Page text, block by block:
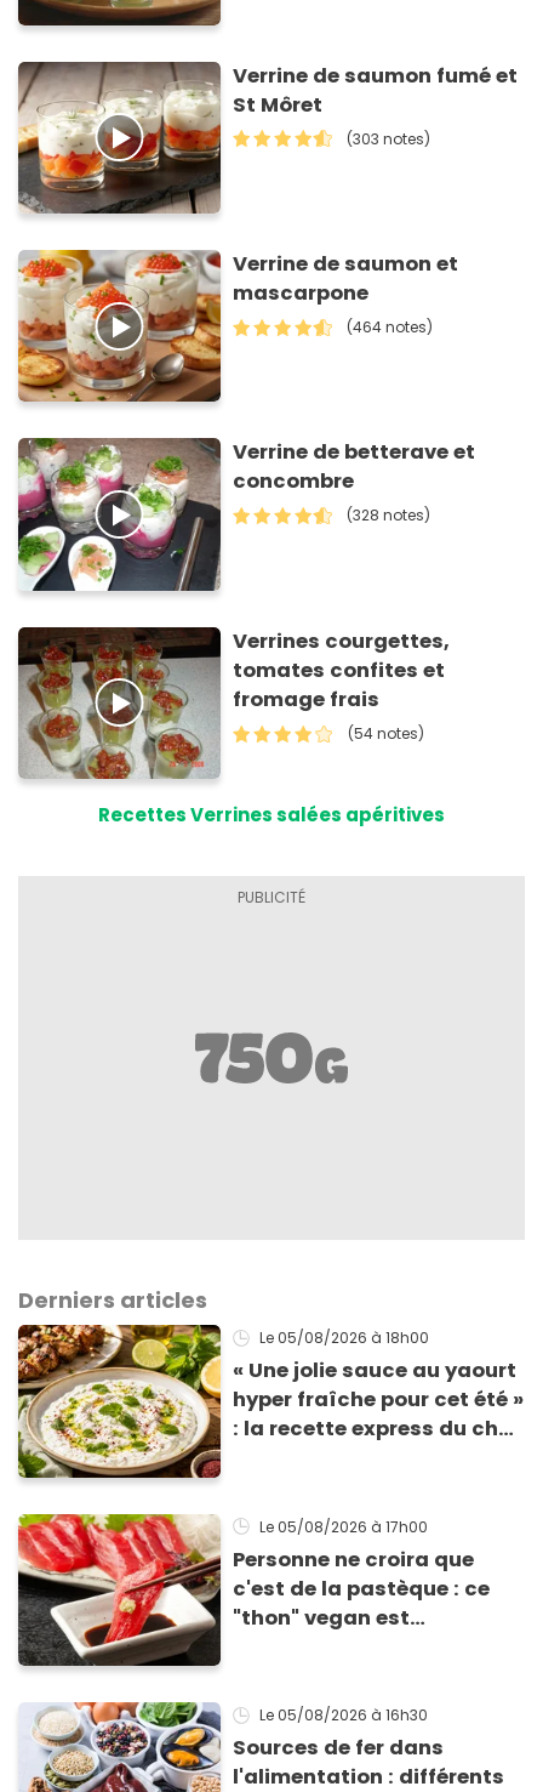
Verrine de saumon fumé et
St Môret
(303 notes)
Verrine de saumon et
mascarpone
(464 notes)
Verrine de betterave et
concombre
(328 notes)
Verrines courgettes,
tomates confites et
fromage frais
(54 notes)
Recettes Verrines salées apéritives
Derniers articles
Le 05/08/2026 à 18h00
« Une jolie sauce au yaourt
hyper fraîche pour cet été »
: la recette express du chef
grillades
Le 05/08/2026 à 17h00
Personne ne croira que
c'est de la pastèque : ce
"thon" vegan est
Le 05/08/2026 à 16h30
Sources de fer dans
l'alimentation : différents